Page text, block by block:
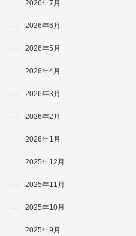
2026年7月
2026年6月
2026年5月
2026年4月
2026年3月
2026年2月
2026年1月
2025年12月
2025年11月
2025年10月
2025年9月